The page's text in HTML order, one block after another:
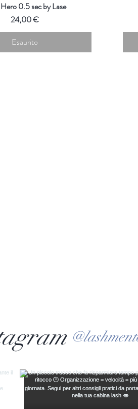
0.5 sec by Lase
Prezzo
24,00 €
Esaurito